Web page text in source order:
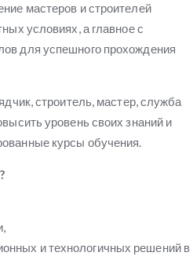
мастеров и строителей
условиях, а главное с
для успешного прохождения
строитель, мастер, служба
уровень своих знаний и
курсы обучения.
и технологичных решений в